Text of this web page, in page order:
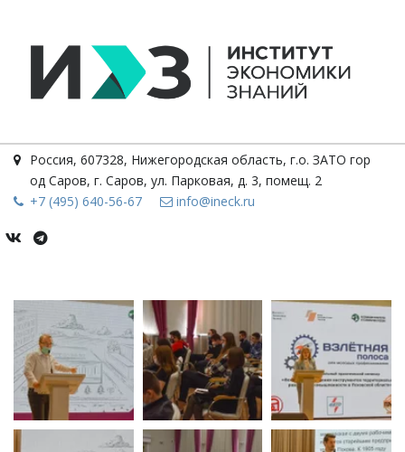
Россия, 607328, Нижегородская область, г.о. ЗАТО гор
од Саров, г. Саров, ул. Парковая, д. 3, помещ. 2
+7 (495) 640-56-67
info@ineck.ru